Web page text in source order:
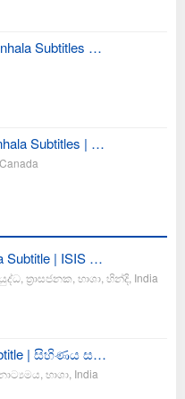
Subtitles …
Subtitles | …
Canada
Subtitle | ISIS …
යුද්ධ ත්‍රාසජනක භාශා හින්දි India
| සිහිණය ස…
භාශා India